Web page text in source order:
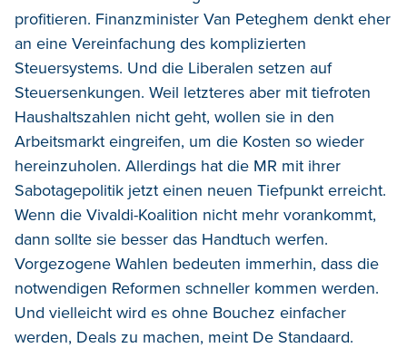
profitieren. Finanzminister Van Peteghem denkt eher
an eine Vereinfachung des komplizierten
Steuersystems. Und die Liberalen setzen auf
Steuersenkungen. Weil letzteres aber mit tiefroten
Haushaltszahlen nicht geht, wollen sie in den
Arbeitsmarkt eingreifen, um die Kosten so wieder
hereinzuholen. Allerdings hat die MR mit ihrer
Sabotagepolitik jetzt einen neuen Tiefpunkt erreicht.
Wenn die Vivaldi-Koalition nicht mehr vorankommt,
dann sollte sie besser das Handtuch werfen.
Vorgezogene Wahlen bedeuten immerhin, dass die
notwendigen Reformen schneller kommen werden.
Und vielleicht wird es ohne Bouchez einfacher
werden, Deals zu machen, meint De Standaard.